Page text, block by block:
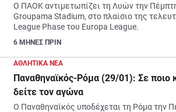
Ο ΠΑΟΚ αντιμετωπίζει τη Λυών την
Groupama Stadium, στο πλαίσιο της
League Phase του Europa League.
6 ΜΗΝΕΣ ΠΡΙΝ
ΑΘΛΗΤΙΚΑ ΝΕΑ
Παναθηναϊκός-Ρόμα (29/01): Σε ποιο
δείτε τον αγώνα
Ο Παναθηναϊκός υποδέχεται τη Ρόμα την